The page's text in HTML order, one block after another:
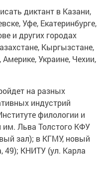
диктант в Казани,
Уфе, Екатеринбурге,
и других городах
Кыргызстане,
Украине, Чехии,
на разных
индустрий
филологии и
Льва Толстого КФУ
зал); в КГМУ, новый
49); КНИТУ (ул. Карла